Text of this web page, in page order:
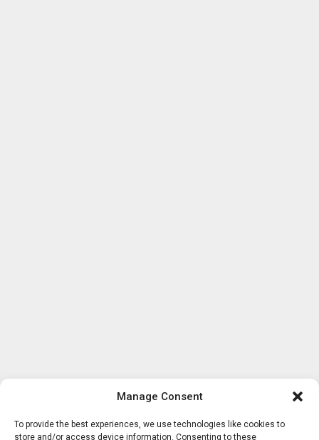
Manage Consent
To provide the best experiences, we use technologies like cookies to
store and/or access device information. Consenting to these